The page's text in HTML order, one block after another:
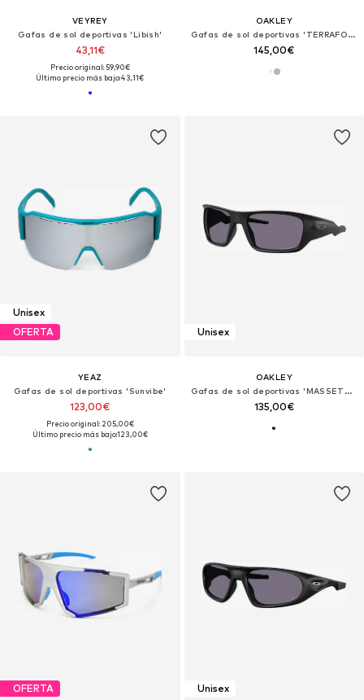
VEYREY
Gafas de sol deportivas 'Libish'
43,11€
Precio original: 59,90€
Último precio más bajo:43,11€
OAKLEY
Gafas de sol deportivas 'TERRAFORMA'
145,00€
Unisex
OFERTA
YEAZ
Gafas de sol deportivas 'Sunvibe'
123,00€
Precio original: 205,00€
Último precio más bajo:123,00€
Unisex
OAKLEY
Gafas de sol deportivas 'MASSETER'
135,00€
OFERTA Unisex